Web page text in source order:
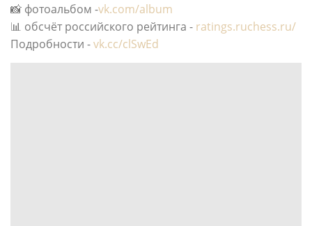
📸 фотоальбом -vk.com/album
📊 обсчёт российского рейтинга - ratings.ruchess.ru/
Подробности -vk.cc/clSwEd